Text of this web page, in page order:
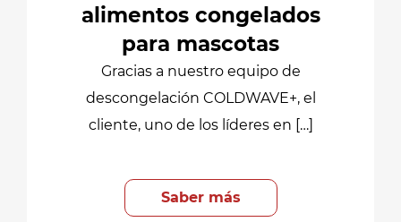
alimentos congelados
para mascotas
Gracias a nuestro equipo de
descongelación COLDWAVE+, el
cliente, uno de los líderes en […]
Saber más